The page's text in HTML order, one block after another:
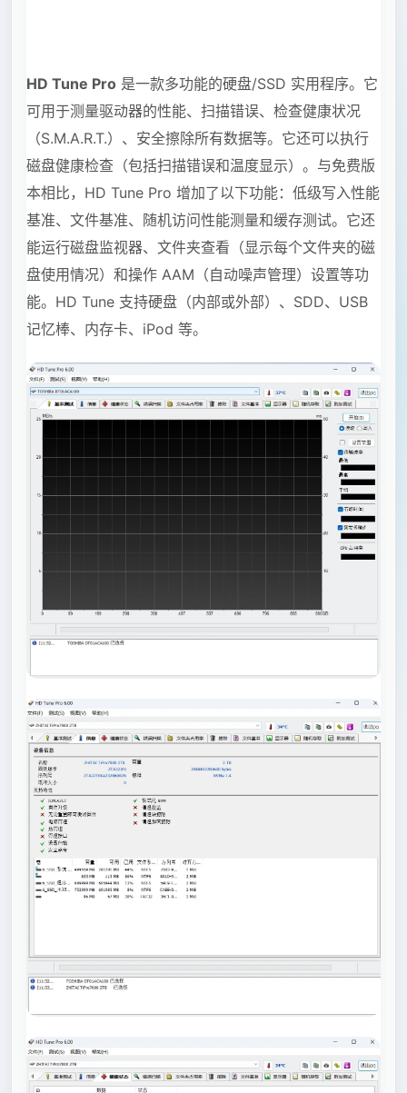
HD Tune Pro 是一款多功能的硬盘/SSD 实用程序。它
可用于测量驱动器的性能、扫描错误、检查健康状况
（S.M.A.R.T.）、安全擦除所有数据等。它还可以执行
磁盘健康检查（包括扫描错误和温度显示）。与免费版
本相比，HD Tune Pro 增加了以下功能：低级写入性能
基准、文件基准、随机访问性能测量和缓存测试。它还
能运行磁盘监视器、文件夹查看（显示每个文件夹的磁
盘使用情况）和操作 AAM（自动噪声管理）设置等功
能。HD Tune 支持硬盘（内部或外部）、SDD、USB
记忆棒、内存卡、iPod 等。